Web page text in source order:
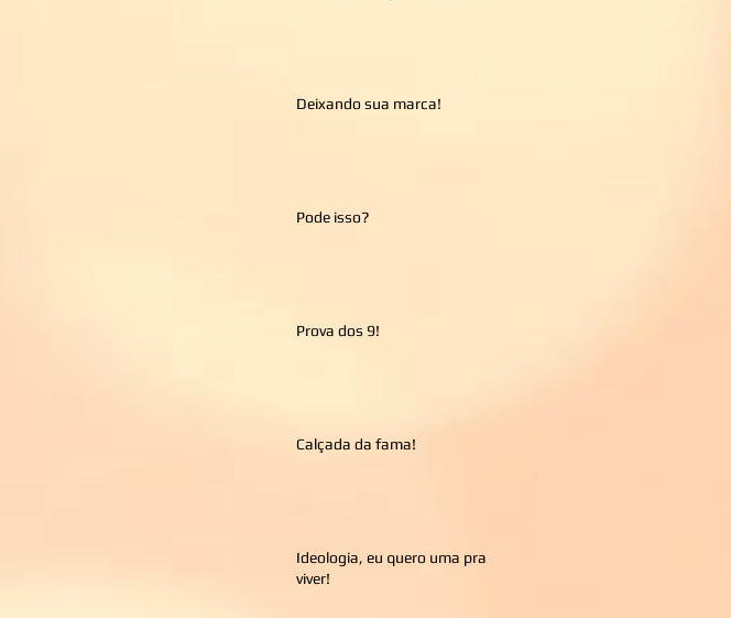
Deixando sua marca!
Pode isso?
Prova dos 9!
Calçada da fama!
Ideologia, eu quero uma pra
viver!